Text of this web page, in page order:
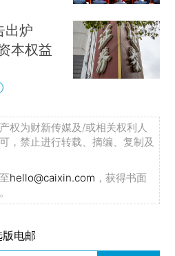
出炉
本权益
权为财新传媒及/或相关权利人
，禁止进行转载、摘编、复制及
hello@caixin.com ，获得书面
电邮